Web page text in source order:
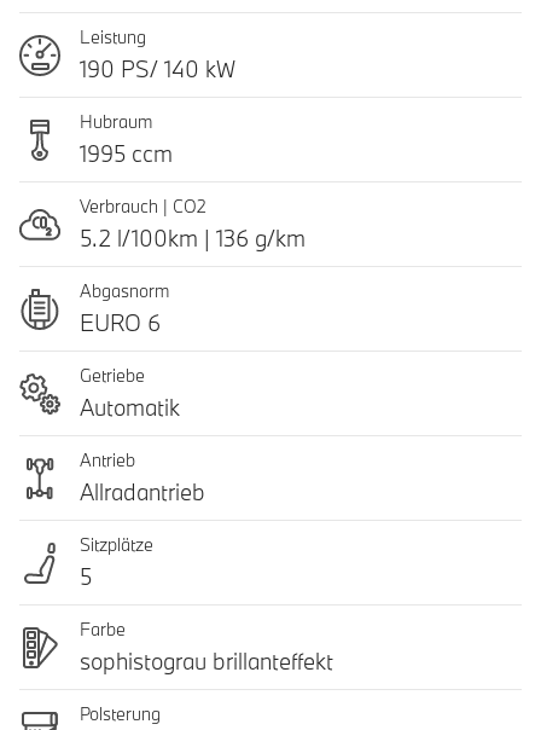
Leistung
190 PS/ 140 kW
Hubraum
1995 ccm
Verbrauch | CO2
5.2 l/100km | 136 g/km
Abgasnorm
EURO 6
Getriebe
Automatik
Antrieb
Allradantrieb
Sitzplätze
5
Farbe
sophistograu brillanteffekt
Polsterung